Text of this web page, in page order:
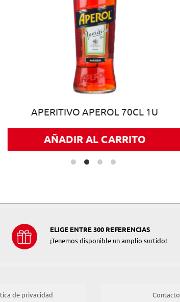
APERITIVO APEROL 70CL 1U
AÑADIR AL CARRITO
ELIGE ENTRE 300 REFERENCIAS
¡Tenemos disponible un amplio surtido!
de privacidad Contacto